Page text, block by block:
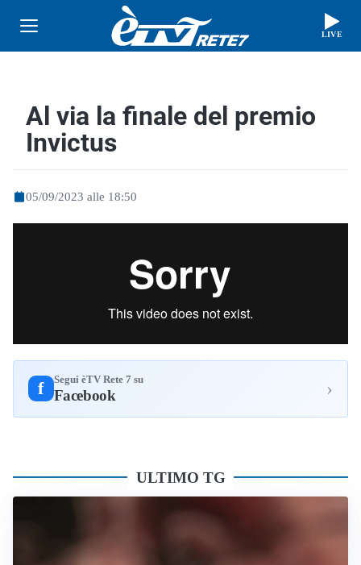
LIVE
Al via la finale del premio
Invictus
05/09/2023 alle 18:50
f Segui èTV Rete 7 su
Facebook ›
ULTIMO TG